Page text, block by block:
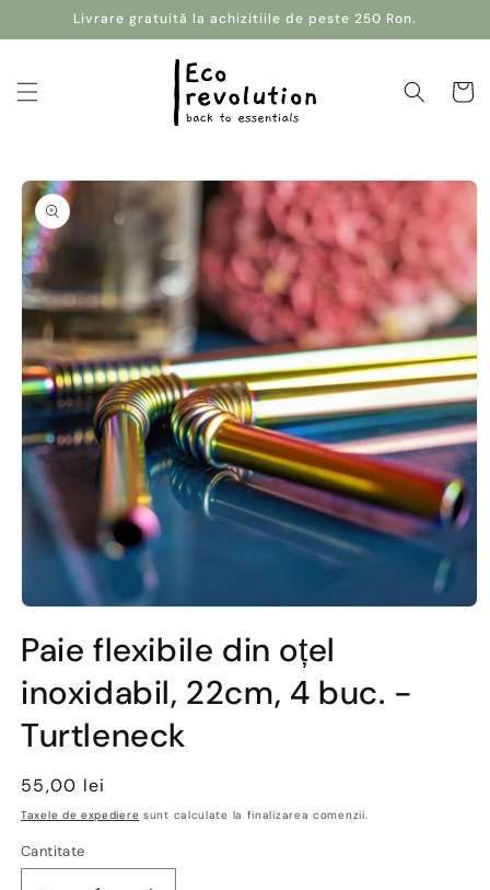
Salt la
conținut
Livrare gratuită la achizitiile de peste 250 Ron.
Coș
informațiile
despre
produs
media
1
într-
modală
Paie flexibile din oțel
inoxidabil, 22cm, 4 buc. -
Turtleneck
Preț
obișnuit
55,00 lei
Taxele de expediere sunt calculate la finalizarea comenzii.
Cantitate